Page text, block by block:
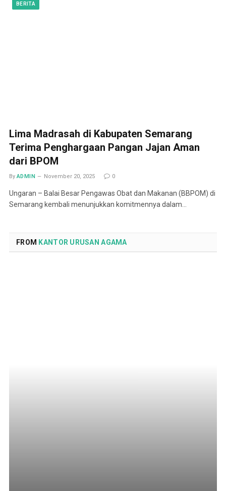
BERITA
Lima Madrasah di Kabupaten Semarang
Terima Penghargaan Pangan Jajan Aman
dari BPOM
By ADMIN November 20, 2025 0
Ungaran – Balai Besar Pengawas Obat dan Makanan (BBPOM) di
Semarang kembali menunjukkan komitmennya dalam…
FROM KANTOR URUSAN AGAMA